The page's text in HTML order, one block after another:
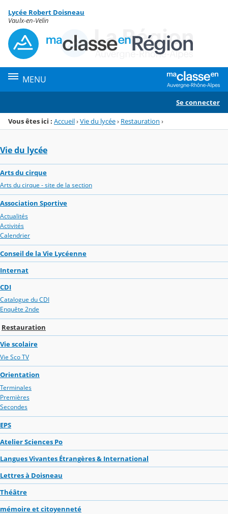
Menu de la rubrique
Contenu
Lycée Robert Doisneau
Vaulx-en-Velin
MENU
Se connecter
Vous êtes ici : Accueil›Vie du lycée› Restauration ›
Vie du lycée
Arts du cirque
Arts du cirque - site de la section
Association Sportive
Actualités
Activités
Calendrier
Conseil de la Vie Lycéenne
Internat
CDI
Catalogue du CDI
Enquête 2nde
Restauration
Vie scolaire
Vie Sco TV
Orientation
Terminales
Premières
Secondes
EPS
Atelier Sciences Po
Langues Vivantes Étrangères & International
Lettres à Doisneau
Théâtre
mémoire et citoyenneté